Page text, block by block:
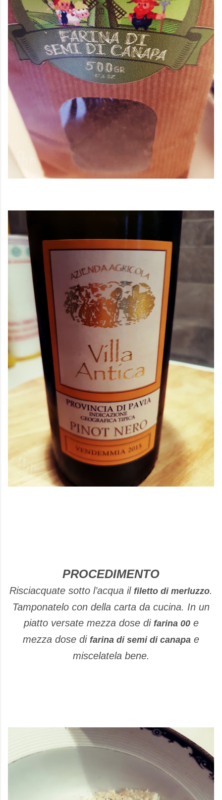
PROCEDIMENTO
Risciacquate sotto l’acqua il filetto di merluzzo.
Tamponatelo con della carta da cucina. In un
piatto versate mezza dose di farina 00e
mezza dose di farina di semi di canapa e
miscelatela bene.